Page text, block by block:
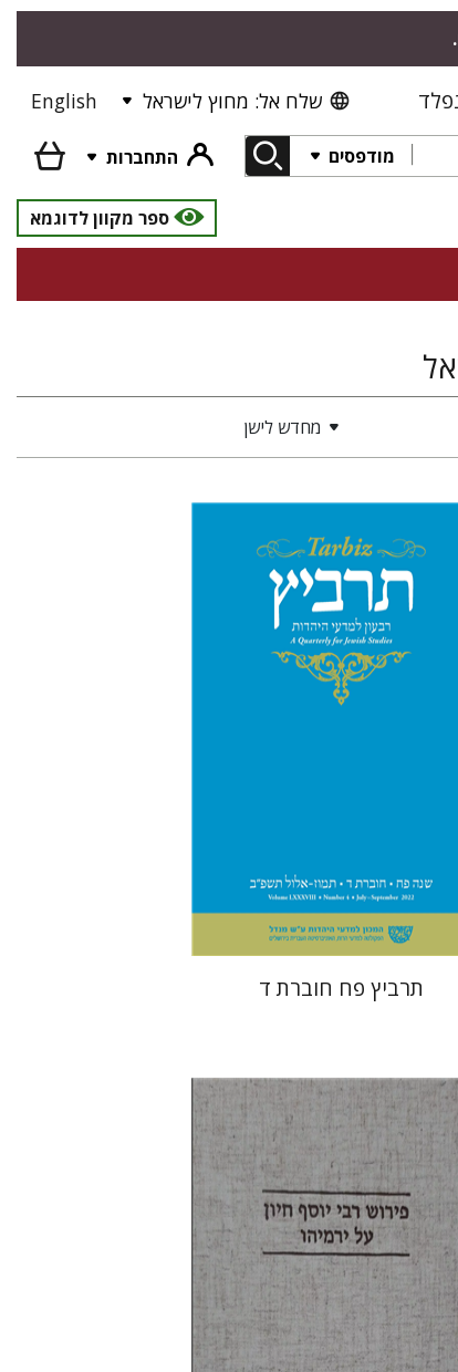
שלח אל: מחוץ לישראל English
מודפסים
התחברות
ספר מקוון לדוגמא
מחדש לישן
רוני גולדשטיין
שרית שלו-עיני
הלברטל
שלמה נאה
$29
$26
תרביץ פח חוברת ד
יוחנן קאפח